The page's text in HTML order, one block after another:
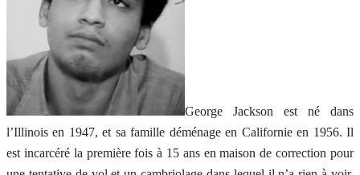
George Jackson est né dans
l’Illinois en 1947, et sa famille déménage en Californie en 1956. Il
est incarcéré la première fois à 15 ans en maison de correction pour